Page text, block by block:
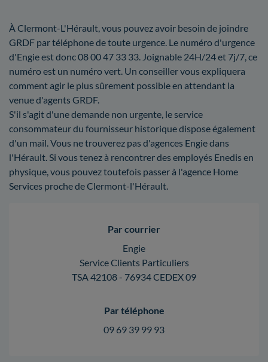
À Clermont-L'Hérault, vous pouvez avoir besoin de joindre
GRDF par téléphone de toute urgence. Le numéro d'urgence
d'Engie est donc 08 00 47 33 33. Joignable 24H/24 et 7j/7, ce
numéro est un numéro vert. Un conseiller vous expliquera
comment agir le plus sûrement possible en attendant la
venue d'agents GRDF.
S'il s'agit d'une demande non urgente, le service
consommateur du fournisseur historique dispose également
d'un mail. Vous ne trouverez pas d'agences Engie dans
l'Hérault. Si vous tenez à rencontrer des employés Enedis en
physique, vous pouvez toutefois passer à l'agence Home
Services proche de Clermont-l'Hérault.
Par courrier
Engie
Service Clients Particuliers
TSA 42108 - 76934 CEDEX 09
Par téléphone
09 69 39 99 93